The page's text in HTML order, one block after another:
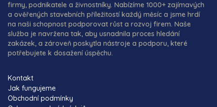
firmy, podnikatele a živnostníky. Nabízíme 1000+ zajímavých
a ověřených stavebních příležitostí každý měsíc a jsme hrdí
na naši schopnost podporovat růst a rozvoj firem. Naše
služba je navržena tak, aby usnadnila proces hledání
zakázek, a zároveň poskytla nástroje a podporu, které
potřebujete k dosažení úspěchu.
Kontakt
Jak fungujeme
Obchodní podmínky